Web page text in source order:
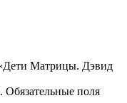
Матрицы. Дэвид
Обязательные поля